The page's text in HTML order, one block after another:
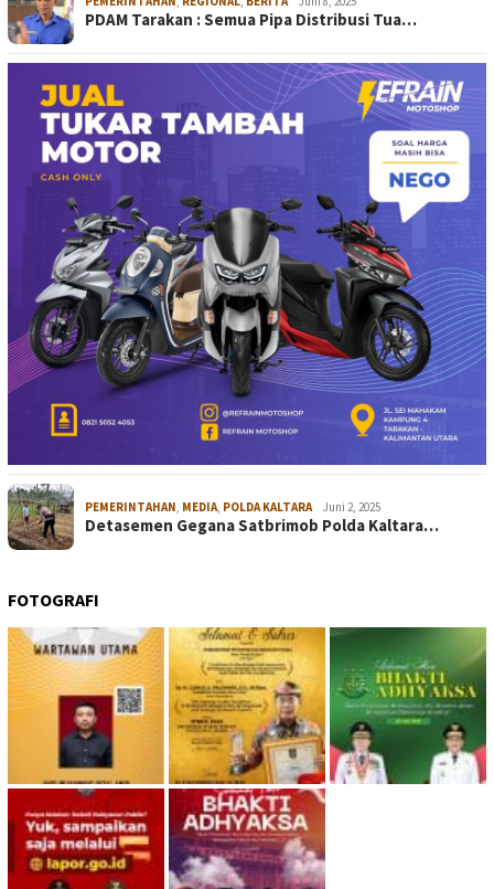
PDAM Tarakan : Semua Pipa Distribusi Tua…
PEMERINTAHAN, MEDIA, POLDA KALTARA Juni 2, 2025
Detasemen Gegana Satbrimob Polda Kaltara…
FOTOGRAFI